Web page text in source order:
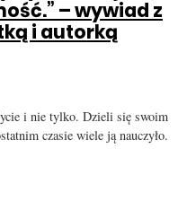
– wywiad z
i autorką
i nie tylko. Dzieli się swoim
czasie wiele ją nauczyło.